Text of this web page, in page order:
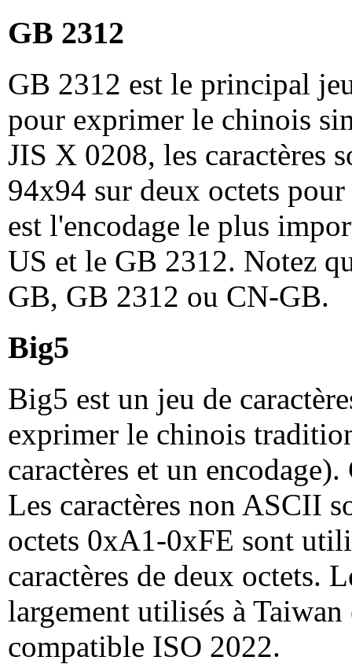
GB 2312
GB 2312 est le principal
pour exprimer le chinois
JIS X 0208, les caractères
94x94 sur deux octets
est l'encodage le plus
US et le GB 2312. Notez
GB, GB 2312 ou CN-GB.
Big5
Big5 est un jeu de
exprimer le chinois
caractères et un
Les caractères non ASCII
octets 0xA1-0xFE sont
caractères de deux octets.
largement utilisés à
compatible ISO 2022.